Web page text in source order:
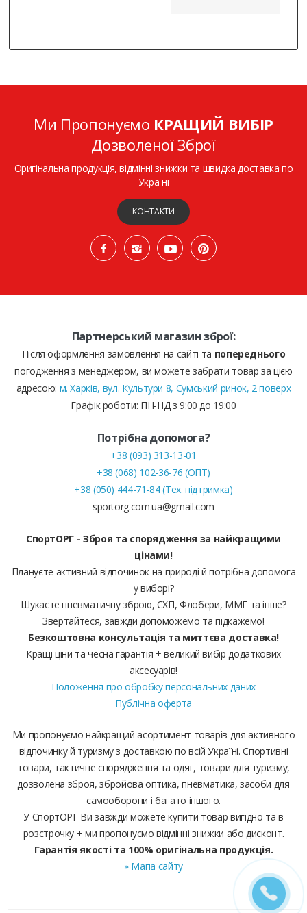
Ми Пропонуємо КРАЩИЙ ВИБІР
Дозволеної Зброї
Оригінальна продукція, відмінні знижки та швидка доставка по
Україні
КОНТАКТИ
Партнерський магазин зброї:
Після оформлення замовлення на сайті та попереднього
погодження з менеджером, ви можете забрати товар за цією
адресою: м. Харків, вул. Культури 8, Сумський ринок, 2 поверх
Графік роботи: ПН-НД з 9:00 до 19:00
Потрібна допомога?
+38 (093) 313-13-01
+38 (068) 102-36-76 (ОПТ)
+38 (050) 444-71-84 (Тех. підтримка)
sportorg.com.ua@gmail.com
СпортОРГ - Зброя та спорядження за найкращими
цінами!
Плануєте активний відпочинок на природі й потрібна допомога
у виборі?
Шукаєте пневматичну зброю, СХП, Флобери, ММГ та інше?
Звертайтеся, завжди допоможемо та підкажемо!
Безкоштовна консультація та миттєва доставка!
Кращі ціни та чесна гарантія + великий вибір додаткових
аксесуарів!
Положення про обробку персональних даних
Публічна оферта
Ми пропонуємо найкращий асортимент товарів для активного
відпочинку й туризму з доставкою по всій Україні. Спортивні
товари, тактичне спорядження та одяг, товари для туризму,
дозволена зброя, збройова оптика, пневматика, засоби для
самооборони і багато іншого.
У СпортОРГ Ви завжди можете купити товар вигідно та в
розстрочку + ми пропонуємо відмінні знижки або дисконт.
Гарантія якості та 100% оригінальна продукція.
» Мапа сайту